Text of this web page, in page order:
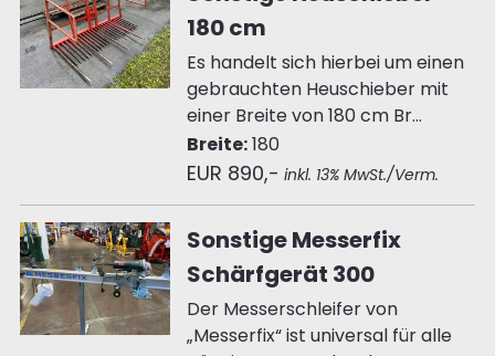
180 cm
Es handelt sich hierbei um einen
gebrauchten Heuschieber mit
einer Breite von 180 cm Br...
Breite:180
EUR 890,- inkl. 13% MwSt./Verm.
Sonstige Messerfix
Schärfgerät 300
Der Messerschleifer von
„Messerfix“ ist universal für alle